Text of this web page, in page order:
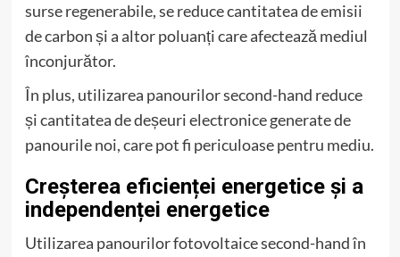
surse regenerabile, se reduce cantitatea de emisii
de carbon și a altor poluanți care afectează mediul
înconjurător.
În plus, utilizarea panourilor second-hand reduce
și cantitatea de deșeuri electronice generate de
panourile noi, care pot fi periculoase pentru mediu.
Creșterea eficienței energetice și a
independenței energetice
Utilizarea panourilor fotovoltaice second-hand în